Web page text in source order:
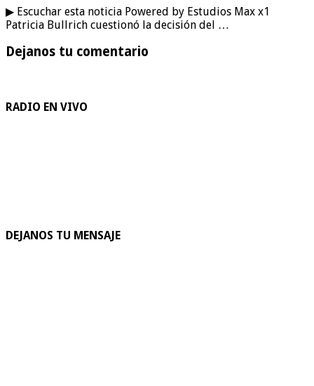
▶ Escuchar esta noticia Powered by Estudios Max x1
Patricia Bullrich cuestionó la decisión del …
Dejanos tu comentario
RADIO EN VIVO
DEJANOS TU MENSAJE